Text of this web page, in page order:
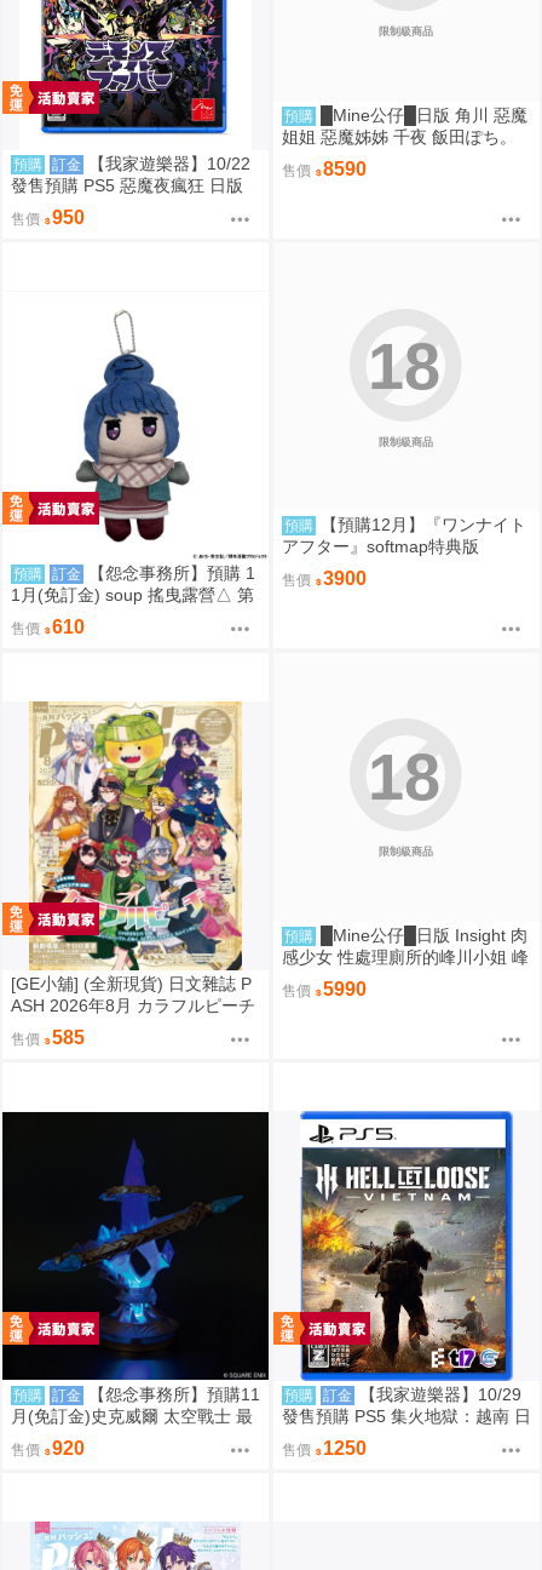
預購 訂金
【我家遊樂器】10/22
發售預購 PS5 惡魔夜瘋狂 日版
售價 950
限制級商品
預購
█Mine公仔█日版 角川 惡魔
姐姐 惡魔姊姊 千夜 飯田ぽち。
1/6 PVC D9264
售價 8590
預購 訂金
【怨念事務所】預購 1
1月(免訂金) soup 搖曳露營△ 第
3季 Q版珠鍊布偶吊飾 娃娃 玩偶
志摩凜 0825
售價 610
限制級商品
18
預購
【預購12月】『ワンナイト
アフター』softmap特典版
售價 3900
[GE小舖] (全新現貨) 日文雜誌 P
ASH 2026年8月 カラフルピーチ
からぴち Colorful Peach
售價 585
限制級商品
18
預購
█Mine公仔█日版 Insight 肉
感少女 性處理廁所的峰川小姐 峰
川さん 1/5 PMMA D9263
售價 5990
預購 訂金
【怨念事務所】預購11
月(免訂金)史克威爾 太空戰士 最
終幻想 FF14 以太之光 微縮模型
小夜燈 三次再販 0824
售價 920
預購 訂金
【我家遊樂器】10/29
發售預購 PS5 集火地獄：越南 日
售價 1250